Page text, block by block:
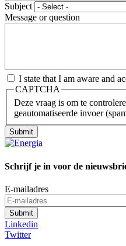
Subject
Message or question
I state that I am aware and
CAPTCHA
Deze vraag is om te
geautomatiseerde invoer
Schrijf je in voor de
E-mailadres
Linkedin
Twitter